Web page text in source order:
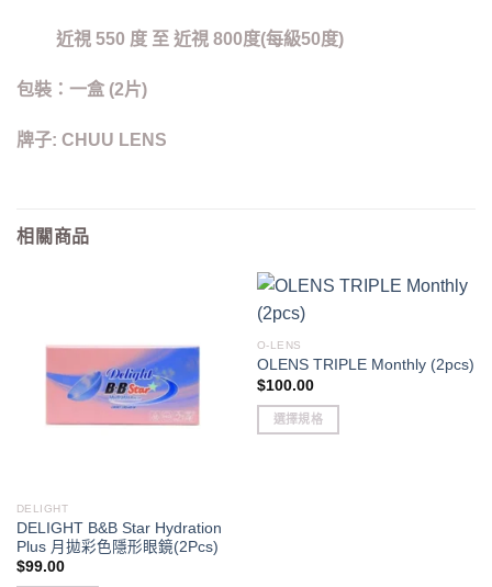
近視 550 度 至 近視 800度(每級50度)
包裝：一盒 (2片)
牌子: CHUU LENS
相關商品
DELIGHT
DELIGHT B&B Star Hydration
Plus 月拋彩色隱形眼鏡(2Pcs)
$99.00
O-LENS
OLENS TRIPLE Monthly (2pcs)
$100.00
選擇規格